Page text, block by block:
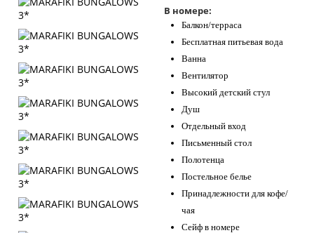
В номере:
Балкон/терраса
Бесплатная питьевая вода
Ванна
Вентилятор
Высокий детский стул
Душ
Отдельный вход
Письменный стол
Полотенца
Постельное белье
Принадлежности для кофе/
чая
Сейф в номере